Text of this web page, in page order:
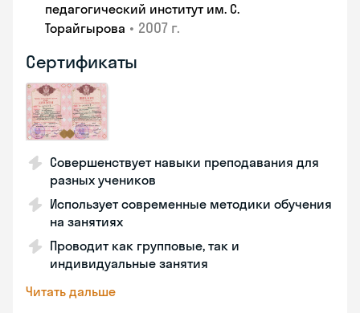
педагогический институт им. С.
Торайгырова • 2007 г.
Сертификаты
Совершенствует навыки преподавания для
разных учеников
Использует современные методики обучения
на занятиях
Проводит как групповые, так и
индивидуальные занятия
Читать дальше